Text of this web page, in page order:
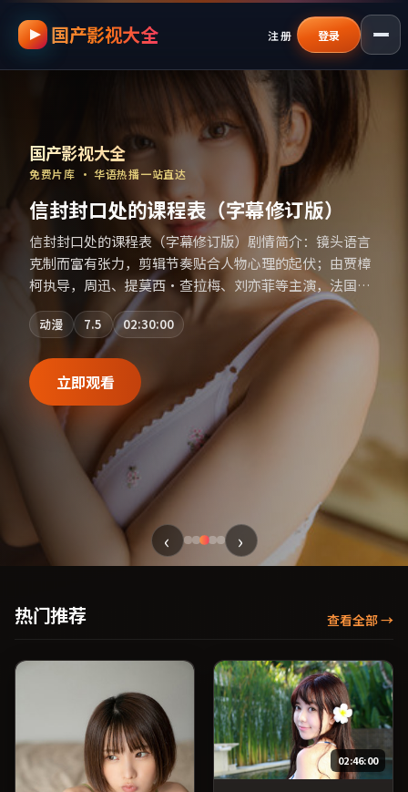
跳过导航，进入正文
国产影视大全 注册 登录
国产影视资源大全免费 ｜ 国产影视大全
国产影视大全
免费片库 · 华语热播一站直达
信封封口处的课程表（字幕修订版）
信封封口处的课程表（字幕修订版）剧情简介：镜头语言
克制而富有张力，剪辑节奏贴合人物心理的起伏；由贾樟
柯执导，周迅、提莫西·查拉梅、刘亦菲等主演，法国出
品，历史类型，2022年上映 / 2022年1月23日于法国地区
院线首映，网络平台同步更新片源。推荐给喜爱现实主义
叙事与人文关怀题材的影迷。（国产影视资源大全免费条
目索引，支持片名与演员交叉检索。）
动漫 7.5 02:30:00
立即观看
‹ ›
热门推荐 查看全部→
02:46:00